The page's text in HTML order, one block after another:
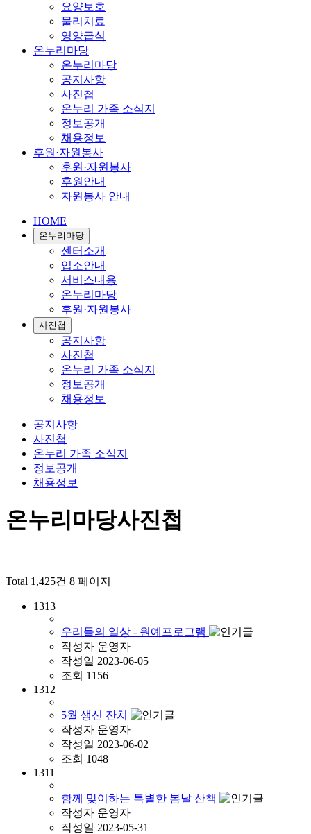
요양보호
물리치료
영양급식
온누리마당
온누리마당
공지사항
사진첩
온누리 가족 소식지
정보공개
채용정보
후원·자원봉사
후원·자원봉사
후원안내
자원봉사 안내
HOME
온누리마당
센터소개
입소안내
서비스내용
온누리마당
후원·자원봉사
사진첩
공지사항
사진첩
온누리 가족 소식지
정보공개
채용정보
공지사항
사진첩
온누리 가족 소식지
정보공개
채용정보
온누리마당사진첩
Total 1,425건 8 페이지
1313
우리들의 일상 - 원예프로그램
작성자 운영자
작성일 2023-06-05
조회 1156
1312
5월 생신 잔치
작성자 운영자
작성일 2023-06-02
조회 1048
1311
함께 맞이하는 특별한 봄날 산책
작성자 운영자
작성일 2023-05-31